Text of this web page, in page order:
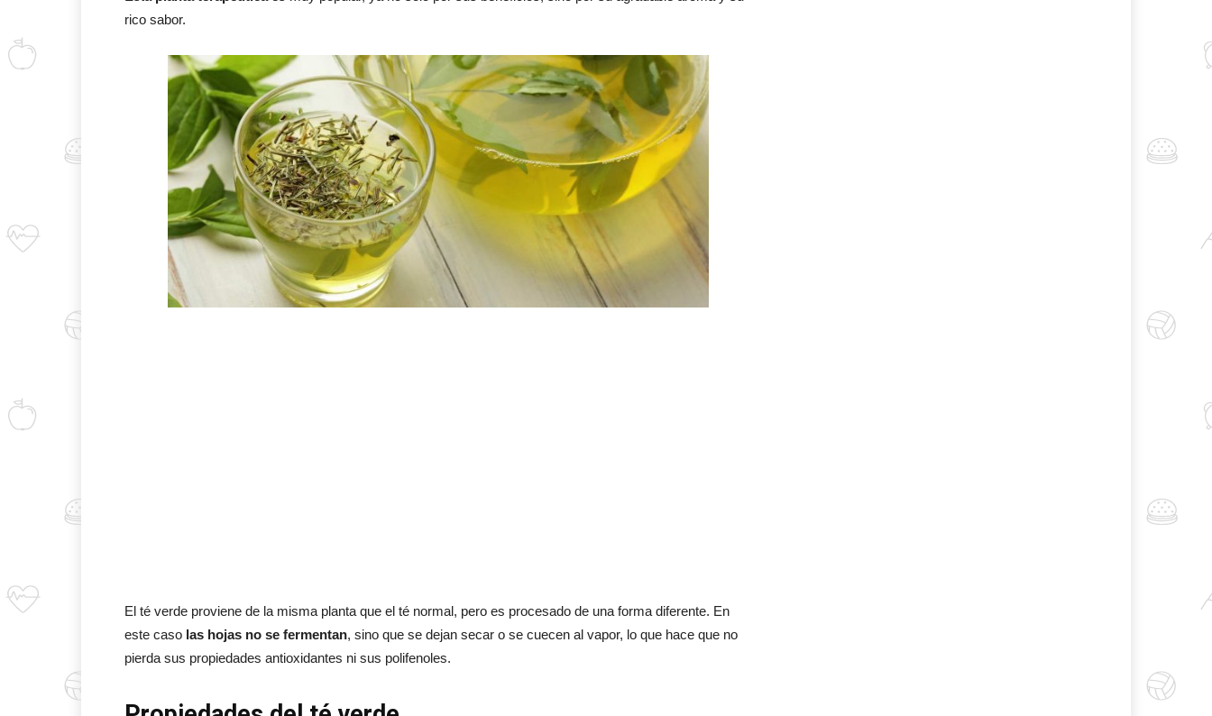
rico sabor.
El té verde proviene de la misma planta que el té normal, pero es procesado de una forma diferente. En
este caso las hojas no se fermentan, sino que se dejan secar o se cuecen al vapor, lo que hace que no
pierda sus propiedades antioxidantes ni sus polifenoles.